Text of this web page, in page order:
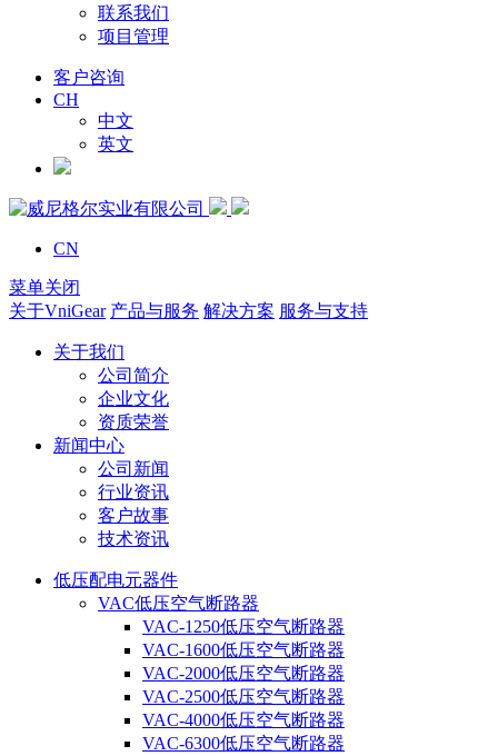
联系我们
项目管理
客户咨询
CH
中文
英文
CN
菜单关闭
关于VniGear 产品与服务 解决方案 服务与支持
关于我们
公司简介
企业文化
资质荣誉
新闻中心
公司新闻
行业资讯
客户故事
技术资讯
低压配电元器件
VAC低压空气断路器
VAC-1250低压空气断路器
VAC-1600低压空气断路器
VAC-2000低压空气断路器
VAC-2500低压空气断路器
VAC-4000低压空气断路器
VAC-6300低压空气断路器